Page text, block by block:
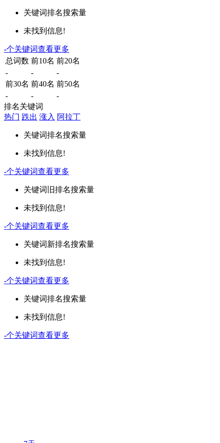
关键词排名搜索量
未找到信息!
-个关键词查看更多
总词数 前10名 前20名
-
-
-
前30名 前40名 前50名
-
-
-
排名关键词
热门 跌出 涨入 阿拉丁
关键词排名搜索量
未找到信息!
-个关键词查看更多
关键词 旧排名搜索量
未找到信息!
-个关键词查看更多
关键词新排名搜索量
未找到信息!
-个关键词查看更多
关键词排名搜索量
未找到信息!
-个关键词查看更多